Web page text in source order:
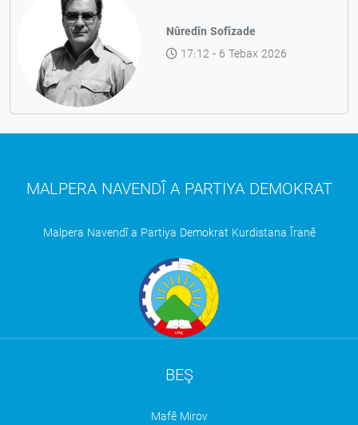
Nûredîn Sofîzade
17:12 - 6 Tebax 2026
MALPERA NAVENDÎ A PARTIYA DEMOKRAT
Malpera Navendî a Partiya Demokrat Kurdistana Îranê
BEŞ
Mafê Mirov